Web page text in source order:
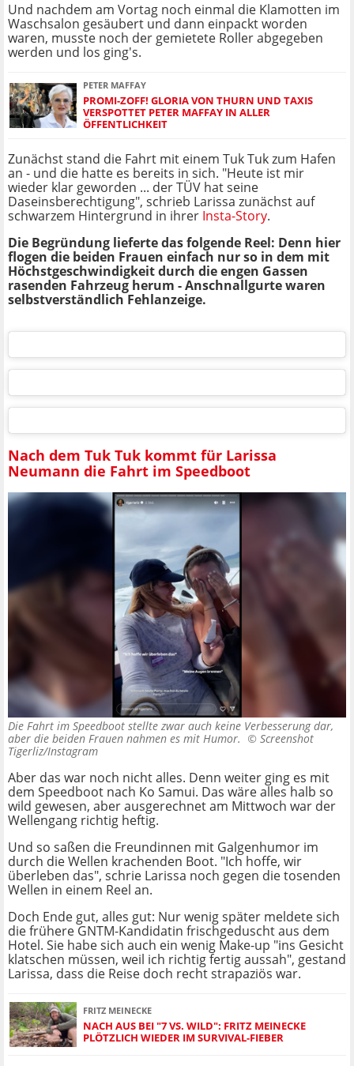
Und nachdem am Vortag noch einmal die Klamotten im
Waschsalon gesäubert und dann einpackt worden
waren, musste noch der gemietete Roller abgegeben
werden und los ging's.
PETER MAFFAY
PROMI-ZOFF! GLORIA VON THURN UND TAXIS
VERSPOTTET PETER MAFFAY IN ALLER
ÖFFENTLICHKEIT
Zunächst stand die Fahrt mit einem Tuk Tuk zum Hafen
an - und die hatte es bereits in sich. "Heute ist mir
wieder klar geworden ... der TÜV hat seine
Daseinsberechtigung", schrieb Larissa zunächst auf
schwarzem Hintergrund in ihrer Insta-Story.
Die Begründung lieferte das folgende Reel: Denn hier
flogen die beiden Frauen einfach nur so in dem mit
Höchstgeschwindigkeit durch die engen Gassen
rasenden Fahrzeug herum - Anschnallgurte waren
selbstverständlich Fehlanzeige.
Nach dem Tuk Tuk kommt für Larissa
Neumann die Fahrt im Speedboot
Die Fahrt im Speedboot stellte zwar auch keine Verbesserung dar,
aber die beiden Frauen nahmen es mit Humor. © Screenshot
Tigerliz/Instagram
Aber das war noch nicht alles. Denn weiter ging es mit
dem Speedboot nach Ko Samui. Das wäre alles halb so
wild gewesen, aber ausgerechnet am Mittwoch war der
Wellengang richtig heftig.
Und so saßen die Freundinnen mit Galgenhumor im
durch die Wellen krachenden Boot. "Ich hoffe, wir
überleben das", schrie Larissa noch gegen die tosenden
Wellen in einem Reel an.
Doch Ende gut, alles gut: Nur wenig später meldete sich
die frühere GNTM-Kandidatin frischgeduscht aus dem
Hotel. Sie habe sich auch ein wenig Make-up "ins Gesicht
klatschen müssen, weil ich richtig fertig aussah", gestand
Larissa, dass die Reise doch recht strapaziös war.
FRITZ MEINECKE
NACH AUS BEI "7 VS. WILD": FRITZ MEINECKE
PLÖTZLICH WIEDER IM SURVIVAL-FIEBER